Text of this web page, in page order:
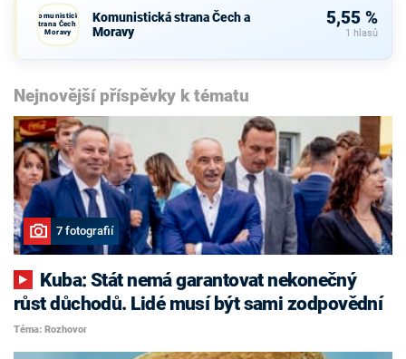
Komunistická
strana Čech a
Moravy
Komunistická strana Čech a
Moravy
5,55 %
1 hlasů
Nejnovější příspěvky k tématu
7 fotografií
růst důchodů. Lidé musí být sami zodpovědní
Téma: Rozhovor